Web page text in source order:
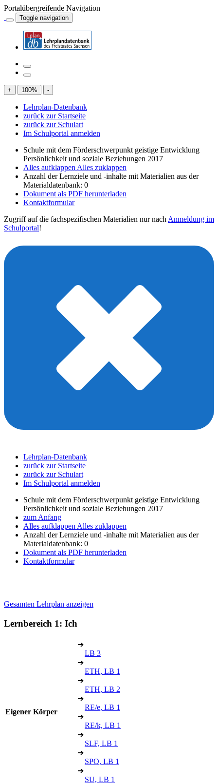
Portalübergreifende Navigation
Toggle navigation
+ 100% -
Lehrplan-Datenbank
zurück zur Startseite
zurück zur Schulart
Im Schulportal anmelden
Schule mit dem Förderschwerpunkt geistige Entwicklung
Persönlichkeit und soziale Beziehungen 2017
Alles aufklappen Alles zuklappen
Anzahl der Lernziele und -inhalte mit Materialien aus der
Materialdatenbank: 0
Dokument als PDF herunterladen
Kontaktformular
Zugriff auf die fachspezifischen Materialien nur nach Anmeldung im
Schulportal!
Lehrplan-Datenbank
zurück zur Startseite
zurück zur Schulart
Im Schulportal anmelden
Schule mit dem Förderschwerpunkt geistige Entwicklung
Persönlichkeit und soziale Beziehungen 2017
zum Anfang
Alles aufklappen Alles zuklappen
Anzahl der Lernziele und -inhalte mit Materialien aus der
Materialdatenbank: 0
Dokument als PDF herunterladen
Kontaktformular
Gesamten Lehrplan anzeigen
Lernbereich 1: Ich
Eigener Körper
➔
LB 3
➔
ETH, LB 1
➔
ETH, LB 2
➔
RE/e, LB 1
➔
RE/k, LB 1
➔
SLF, LB 1
➔
SPO, LB 1
➔
SU, LB 1